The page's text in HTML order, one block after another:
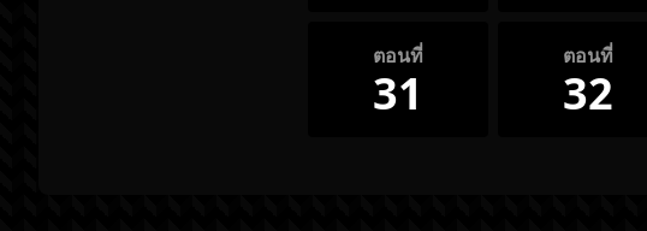
ตอนที่
31
ตอนที่
32